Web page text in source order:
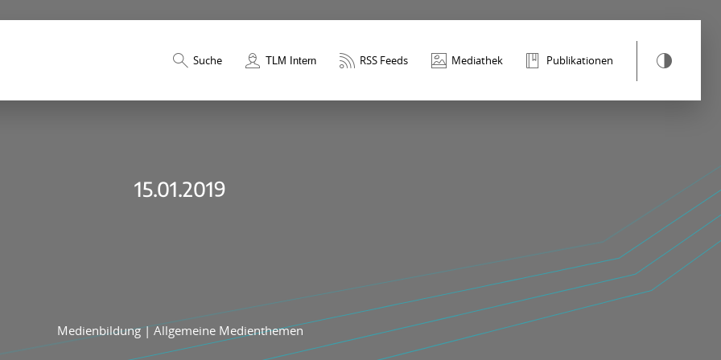
Suche TLM Intern RSS Feeds Mediathek Publikationen
15.01.2019
Medienbildung | Allgemeine Medienthemen